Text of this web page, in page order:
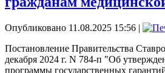
Опубликовано 11.08.2025 15:56 |
Постановление Правительства
декабря 2024 г. N 784-п "Об
программы государственных